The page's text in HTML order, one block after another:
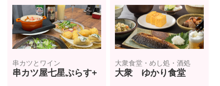
串カツとワイン
串カツ屋七星ぷらす+
大衆食堂・めし処・酒処
大衆 ゆかり食堂